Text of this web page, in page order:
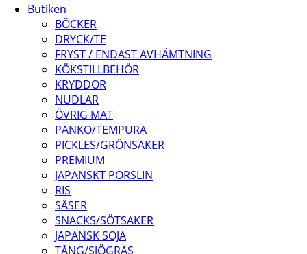
Butiken
BÖCKER
DRYCK/TE
FRYST / ENDAST AVHÄMTNING
KÖKSTILLBEHÖR
KRYDDOR
NUDLAR
ÖVRIG MAT
PANKO/TEMPURA
PICKLES/GRÖNSAKER
PREMIUM
JAPANSKT PORSLIN
RIS
SÅSER
SNACKS/SÖTSAKER
JAPANSK SOJA
TÅNG/SJÖGRÄS